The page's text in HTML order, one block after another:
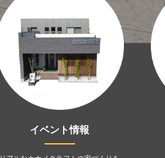
イベント情報